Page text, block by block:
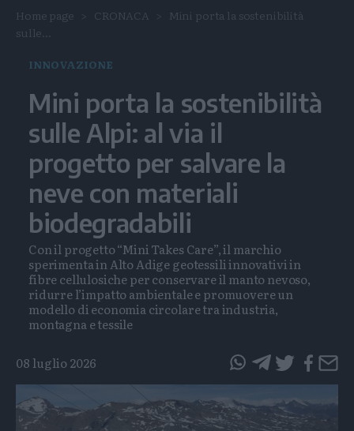
Home page CRONACA
Mini porta la sostenibilità
sulle...
INNOVAZIONE
Mini porta la sostenibilità
sulle Alpi: al via il
progetto per salvare la
neve con materiali
biodegradabili
Con il progetto “Mini Takes Care”, il marchio
sperimenta in Alto Adige geotessili innovativi in
fibre cellulosiche per conservare il manto nevoso,
ridurre l’impatto ambientale e promuovere un
modello di economia circolare tra industria,
montagna e tessile
08 luglio 2026
questo
articolo
su
questo
articolo
su